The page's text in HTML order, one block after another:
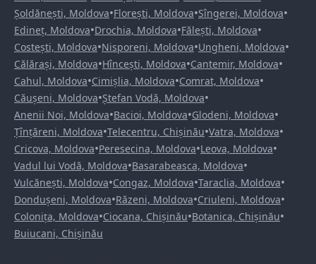
Șoldănești, Moldova•Florești, Moldova•Sîngerei, Moldova•
Edineț, Moldova•Drochia, Moldova•Fălești, Moldova•
Costești, Moldova•Nisporeni, Moldova•Ungheni, Moldova•
Călărași, Moldova•Hîncești, Moldova•Cantemir, Moldova•
Cahul, Moldova•Cimișlia, Moldova•Comrat, Moldova•
Căușeni, Moldova•Ștefan Vodă, Moldova•
Anenii Noi, Moldova•Bacioi, Moldova•Glodeni, Moldova•
Țînțăreni, Moldova•Telecentru, Chișinău•Vatra, Moldova•
Cricova, Moldova•Peresecina, Moldova•Leova, Moldova•
Vadul lui Vodă, Moldova•Basarabeasca, Moldova•
Vulcănești, Moldova•Congaz, Moldova•Taraclia, Moldova•
Dondușeni, Moldova•Răzeni, Moldova•Criuleni, Moldova•
Colonița, Moldova•Ciocana, Chișinău•Botanica, Chișinău•
Buiucani, Chișinău